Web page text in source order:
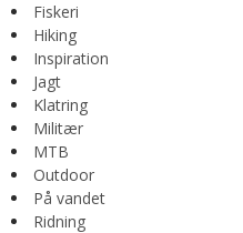
Fiskeri
Hiking
Inspiration
Jagt
Klatring
Militær
MTB
Outdoor
På vandet
Ridning